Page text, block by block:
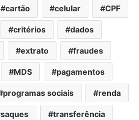
cartão celular CPF
critérios dados
extrato fraudes
MDS pagamentos
programas sociais renda
saques transferência